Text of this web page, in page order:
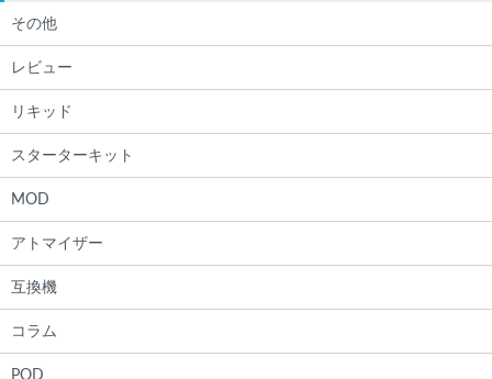
その他
レビュー
リキッド
スターターキット
MOD
アトマイザー
互換機
コラム
POD